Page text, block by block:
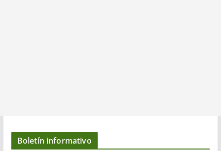
Boletín informativo